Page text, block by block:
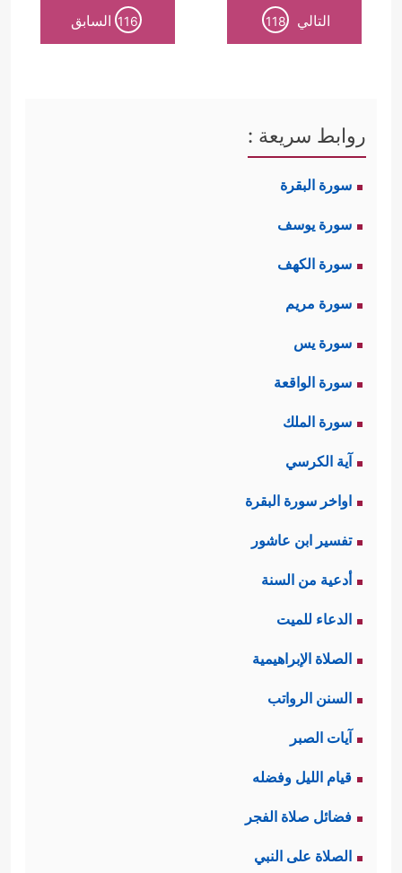
التالي 118
116 السابق
روابط سريعة :
سورة البقرة
سورة يوسف
سورة الكهف
سورة مريم
سورة يس
سورة الواقعة
سورة الملك
آية الكرسي
اواخر سورة البقرة
تفسير ابن عاشور
أدعية من السنة
الدعاء للميت
الصلاة الإبراهيمية
السنن الرواتب
آيات الصبر
قيام الليل وفضله
فضائل صلاة الفجر
الصلاة على النبي